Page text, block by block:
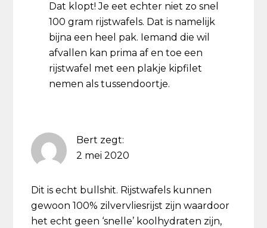
Dat klopt! Je eet echter niet zo snel
100 gram rijstwafels. Dat is namelijk
bijna een heel pak. Iemand die wil
afvallen kan prima af en toe een
rijstwafel met een plakje kipfilet
nemen als tussendoortje.
Bert zegt:
2 mei 2020
Dit is echt bullshit. Rijstwafels kunnen
gewoon 100% zilvervliesrijst zijn waardoor
het echt geen ‘snelle’ koolhydraten zijn,